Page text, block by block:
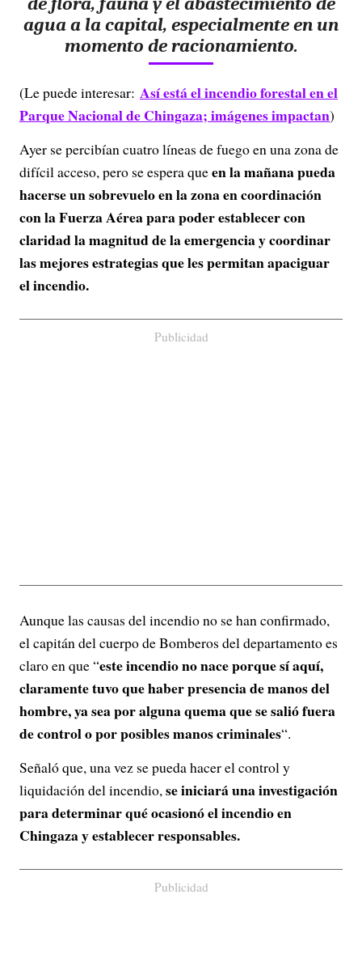
agua a la capital, especialmente en un
momento de racionamiento.
(Le puede interesar: Así está el incendio forestal en el
Parque Nacional de Chingaza; imágenes impactan)
Ayer se percibían cuatro líneas de fuego en una zona de
difícil acceso, pero se espera queen la mañana pueda
hacerse un sobrevuelo en la zona en coordinación
con la Fuerza Aérea para poder establecer con
claridad la magnitud de la emergencia y coordinar
las mejores estrategias que les permitan apaciguar
el incendio.
Publicidad
Aunque las causas del incendio no se han confirmado,
el capitán del cuerpo de Bomberos del departamento es
claro en que “este incendio no nace porque sí aquí,
claramente tuvo que haber presencia de manos del
hombre, ya sea por alguna quema que se salió fuera
de control o por posibles manos criminales“.
Señaló que, una vez se pueda hacer el control y
liquidación del incendio,se iniciará una investigación
para determinar qué ocasionó el incendio en
Chingaza y establecer responsables.
Publicidad